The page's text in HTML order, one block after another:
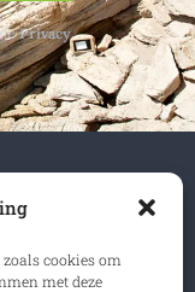
cookies om
met deze
Privacy